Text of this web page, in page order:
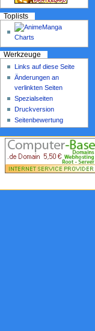
Toplists
Werkzeuge
Links auf diese Seite
Änderungen an
verlinkten Seiten
Spezialseiten
Druckversion
Seitenbewertung